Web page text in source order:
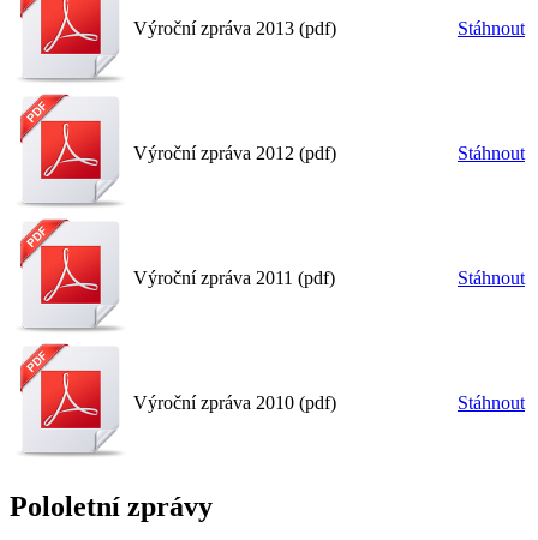
Výroční zpráva 2013 (pdf) Stáhnout
Výroční zpráva 2012 (pdf) Stáhnout
Výroční zpráva 2011 (pdf) Stáhnout
Výroční zpráva 2010 (pdf) Stáhnout
Pololetní zprávy